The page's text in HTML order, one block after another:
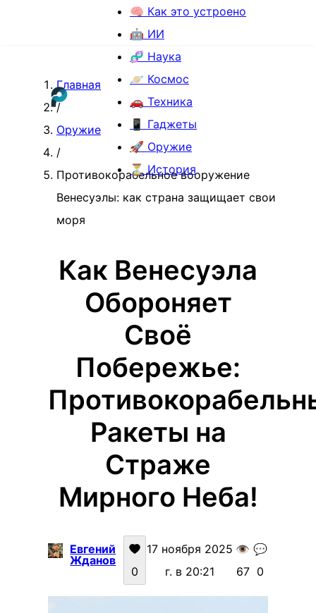
🧠 Как это устроено
🤖 ИИ
🧬 Наука
🪐 Космос
🚗 Техника
📱 Гаджеты
🚀 Оружие
⏳ История
Главная
/
Оружие
/
Противокорабельное вооружение
Венесуэлы: как страна защищает свои
моря
Как Венесуэла
Обороняет
Своё
Побережье:
Ракеты на
Страже
Мирного Неба!
Евгений
Жданов
0
17 ноября 2025
г. в 20:21
👁️
67
💬
0